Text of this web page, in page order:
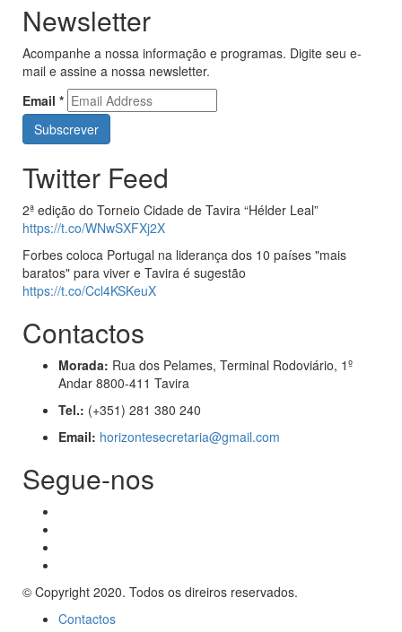
Newsletter
Acompanhe a nossa informação e programas. Digite seu e-
mail e assine a nossa newsletter.
Email *
Twitter Feed
2ª edição do Torneio Cidade de Tavira “Hélder Leal”
https://t.co/WNwSXFXj2X
Forbes coloca Portugal na liderança dos 10 países "mais
baratos" para viver e Tavira é sugestão
https://t.co/Ccl4KSKeuX
Contactos
Morada: Rua dos Pelames, Terminal Rodoviário, 1º
Andar 8800-411 Tavira
Tel.: (+351) 281 380 240
Email: horizontesecretaria@gmail.com
Segue-nos
© Copyright 2020. Todos os direiros reservados.
Contactos